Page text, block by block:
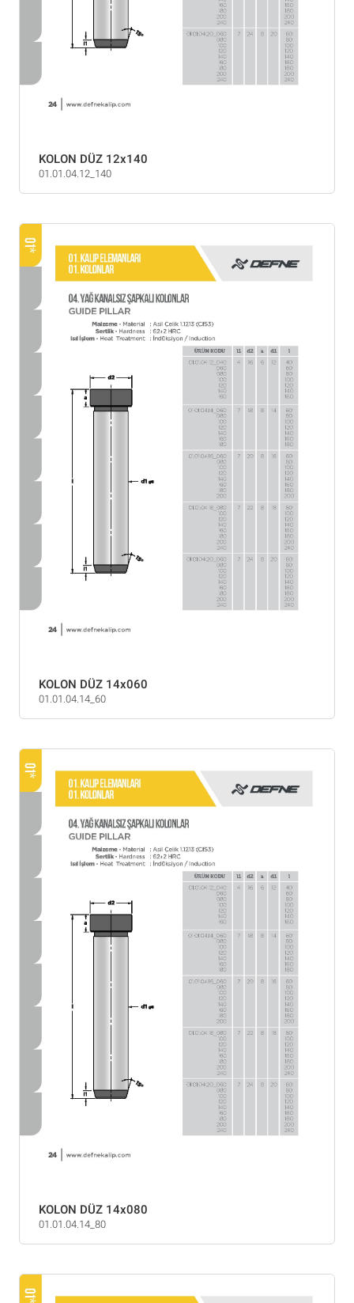
KOLON DÜZ 12x140
01.01.04.12_140
KOLON DÜZ 14x060
01.01.04.14_60
KOLON DÜZ 14x080
01.01.04.14_80